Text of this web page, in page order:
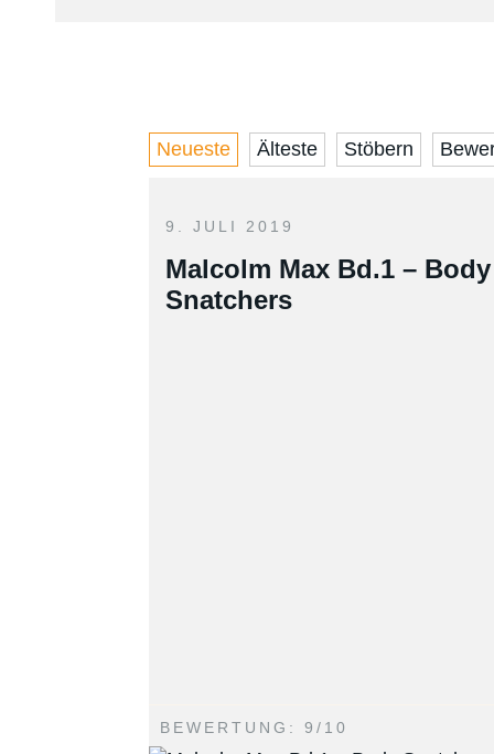
Neueste Älteste Stöbern
9. JULI 2019
Malcolm Max Bd.1 – Body
Snatchers
BEWERTUNG: 9/10